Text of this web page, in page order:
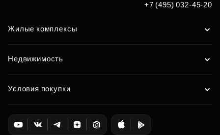
+7 (495) 032-45-20
Жилые комплексы
Недвижимость
Условия покупки